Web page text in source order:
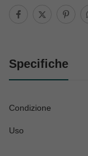
Specifiche
Condizione
Uso